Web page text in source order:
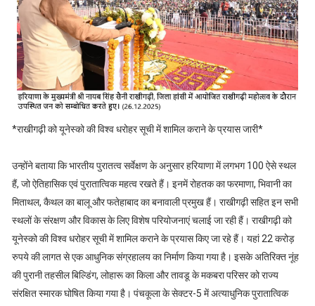
*राखीगढ़ी को यूनेस्को की विश्व धरोहर सूची में शामिल कराने के प्रयास जारी*
उन्होंने बताया कि भारतीय पुरातत्व सर्वेक्षण के अनुसार हरियाणा में लगभग 100 ऐसे स्थल
हैं, जो ऐतिहासिक एवं पुरातात्विक महत्व रखते हैं। इनमें रोहतक का फरमाणा, भिवानी का
मिताथल, कैथल का बालू और फतेहाबाद का बनावाली प्रमुख हैं। राखीगढ़ी सहित इन सभी
स्थलों के संरक्षण और विकास के लिए विशेष परियोजनाएं चलाई जा रही हैं। राखीगढ़ी को
यूनेस्को की विश्व धरोहर सूची में शामिल कराने के प्रयास किए जा रहे हैं। यहां 22 करोड़
रुपये की लागत से एक आधुनिक संग्रहालय का निर्माण किया गया है। इसके अतिरिक्त नूंह
की पुरानी तहसील बिल्डिंग, लोहारू का किला और तावडू के मकबरा परिसर को राज्य
संरक्षित स्मारक घोषित किया गया है। पंचकूला के सेक्टर-5 में अत्याधुनिक पुरातात्विक